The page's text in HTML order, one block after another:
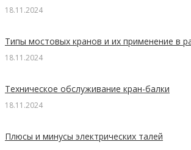
18.11.2024
Типы мостовых кранов и их применение в
18.11.2024
Техническое обслуживание кран-балки
18.11.2024
Плюсы и минусы электрических талей